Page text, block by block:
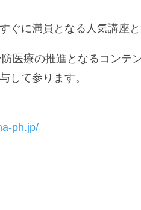
ぐに満員となる人気講座と
医療の推進となるコンテ
して参ります。
ph.jp/